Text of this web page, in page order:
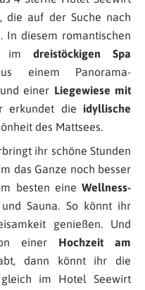
die auf der Suche nach
In diesem romantischen
im dreistöckigen Spa
einem Panorama-
einer Liegewiese mit
erkundet die idyllische
des Mattsees.
ihr schöne Stunden
das Ganze noch besser
besten eine Wellness-
Sauna. So könnt ihr
genießen. Und
einer Hochzeit am
dann könnt ihr die
im Hotel Seewirt